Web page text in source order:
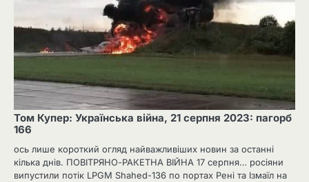
Том Купер: Українська війна, 21 серпня 2023: пагорб
166
ось лише короткий огляд найважливіших новин за останні
кілька днів. ПОВІТРЯНО-РАКЕТНА ВІЙНА 17 серпня… росіяни
випустили потік LPGM Shahed-136 по портах Рені та Ізмаїл на